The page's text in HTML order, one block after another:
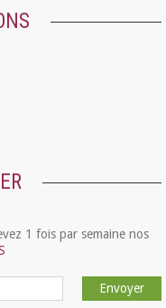
1 fois par semaine nos
Envoyer